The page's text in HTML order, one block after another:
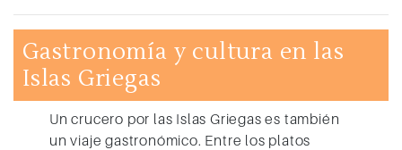
Gastronomía y cultura en las
Islas Griegas
Un crucero por las Islas Griegas es también
un viaje gastronómico. Entre los platos